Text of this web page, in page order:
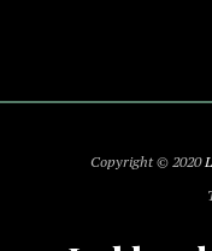
Copyright © 2020